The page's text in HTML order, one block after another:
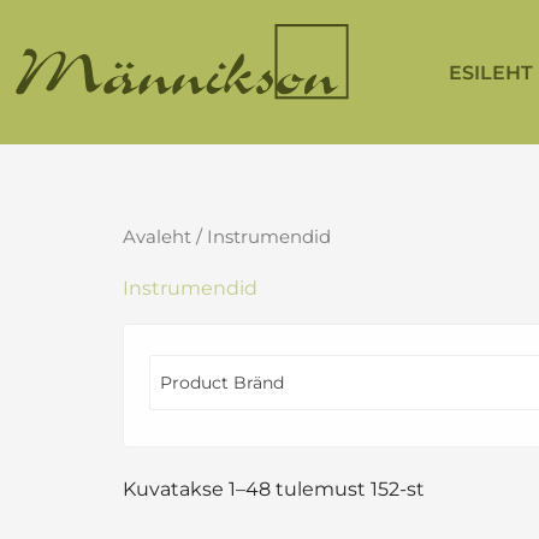
content
ESILEHT
Avaleht / Instrumendid
Instrumendid
Product Bränd
Kuvatakse 1–48 tulemust 152-st